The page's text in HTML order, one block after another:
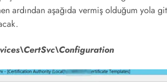
ardından aşağıda vermiş olduğum yola